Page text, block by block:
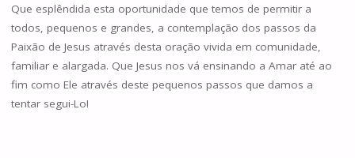
Que esplêndida esta oportunidade que temos de permitir a
todos, pequenos e grandes, a contemplação dos passos da
Paixão de Jesus através desta oração vivida em comunidade,
familiar e alargada. Que Jesus nos vá ensinando a Amar até ao
fim como Ele através deste pequenos passos que damos a
tentar segui-Lo!